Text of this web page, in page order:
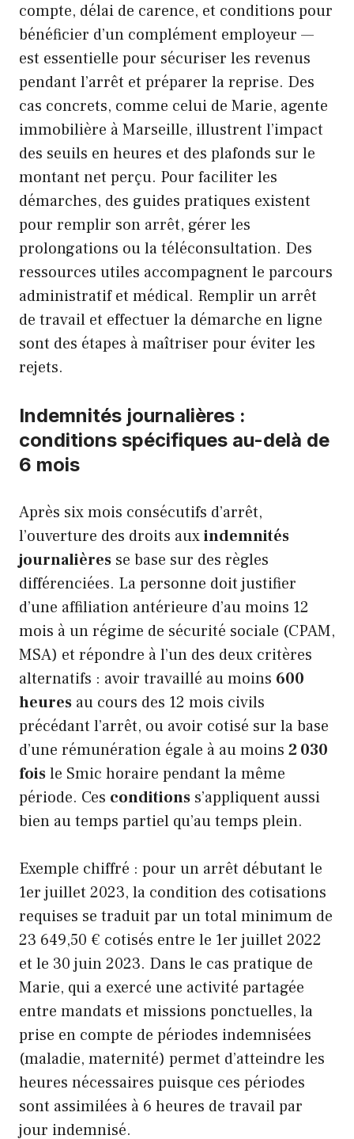
compte, délai de carence, et conditions pour
bénéficier d’un complément employeur —
est essentielle pour sécuriser les revenus
pendant l’arrêt et préparer la reprise. Des
cas concrets, comme celui de Marie, agente
immobilière à Marseille, illustrent l’impact
des seuils en heures et des plafonds sur le
montant net perçu. Pour faciliter les
démarches, des guides pratiques existent
pour remplir son arrêt, gérer les
prolongations ou la téléconsultation. Des
ressources utiles accompagnent le parcours
administratif et médical. Remplir un arrêt
de travail et effectuer la démarche en ligne
sont des étapes à maîtriser pour éviter les
rejets.
Indemnités journalières :
conditions spécifiques au-delà de
6 mois
Après six mois consécutifs d’arrêt,
l’ouverture des droits auxindemnités
journalières se base sur des règles
différenciées. La personne doit justifier
d’une affiliation antérieure d’au moins 12
mois à un régime de sécurité sociale (CPAM,
MSA) et répondre à l’un des deux critères
alternatifs : avoir travaillé au moins 600
heures au cours des 12 mois civils
précédant l’arrêt, ou avoir cotisé sur la base
d’une rémunération égale à au moins 2 030
foisle Smic horaire pendant la même
période. Ces conditions s’appliquent aussi
bien au temps partiel qu’au temps plein.
Exemple chiffré : pour un arrêt débutant le
1er juillet 2023, la condition des cotisations
requises se traduit par un total minimum de
23 649,50 € cotisés entre le 1er juillet 2022
et le 30 juin 2023. Dans le cas pratique de
Marie, qui a exercé une activité partagée
entre mandats et missions ponctuelles, la
prise en compte de périodes indemnisées
(maladie, maternité) permet d’atteindre les
heures nécessaires puisque ces périodes
sont assimilées à 6 heures de travail par
jour indemnisé.